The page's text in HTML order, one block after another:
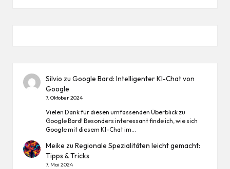
Silvio zuGoogle Bard: Intelligenter KI-Chat von
Google
7. Oktober 2024
Vielen Dank für diesen umfassenden Überblick zu
Google Bard! Besonders interessant finde ich, wie sich
Google mit diesem KI-Chat im…
Meike zuRegionale Spezialitäten leicht gemacht:
Tipps & Tricks
7. Mai 2024